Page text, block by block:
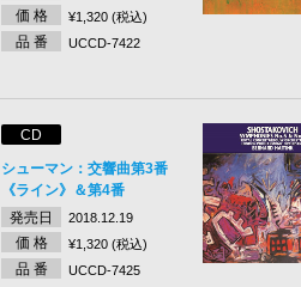
価 格 ¥1,320 (税込)
品 番 UCCD-7422
CD
シューマン：交響曲第3番
《ライン》＆第4番
発売日
2018.12.19
価 格 ¥1,320 (税込)
品 番 UCCD-7425